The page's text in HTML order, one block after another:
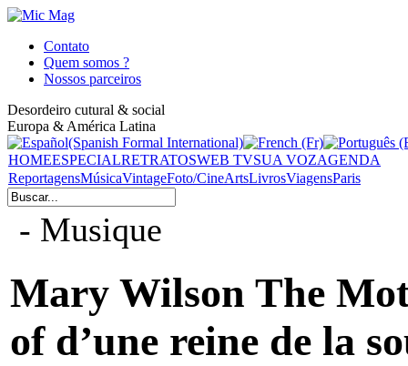
Contato
Quem somos ?
Nossos parceiros
Desordeiro cutural & social
Europa & América Latina
HOMEESPECIALRETRATOSWEB TVSUA VOZAGENDA
ReportagensMúsicaVintageFoto/CineArtsLivrosViagensParis
- Musique
Mary Wilson The
of d’une reine de la